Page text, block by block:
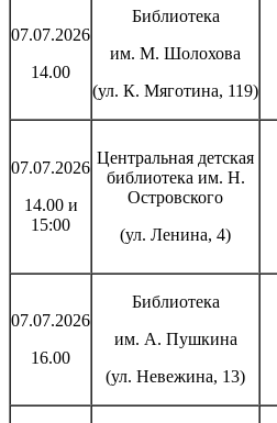
07.07.2026
14.00
Библиотека
им. М. Шолохова
(ул. К. Мяготина, 119)
07.07.2026
14.00 и
15:00
Центральная детская
библиотека им. Н.
Островского
(ул. Ленина, 4)
07.07.2026
16.00
Библиотека
им. А. Пушкина
(ул. Невежина, 13)